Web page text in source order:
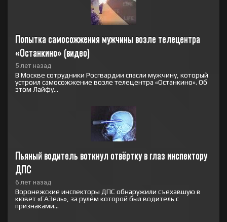
Попытка самосожжения мужчины возле телецентра
«Останкино» (видео)
5 лет назад
В Москве сотрудники Росгвардии спасли мужчину, который
устроил самосожжение возле телецентра «Останкино». Об
этом Лайфу...
Пьяный водитель воткнул отвёртку в глаз инспектору
ДПС
6 лет назад
Воронежские инспекторы ДПС обнаружили съехавшую в
кювет «ГАЗель», за рулём которой был водитель с
признаками...